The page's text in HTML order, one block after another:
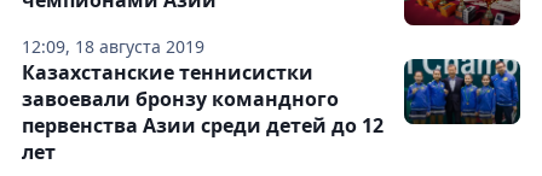
12:09, 18 августа 2019
Казахстанские теннисистки
завоевали бронзу командного
первенства Азии среди детей до 12
лет